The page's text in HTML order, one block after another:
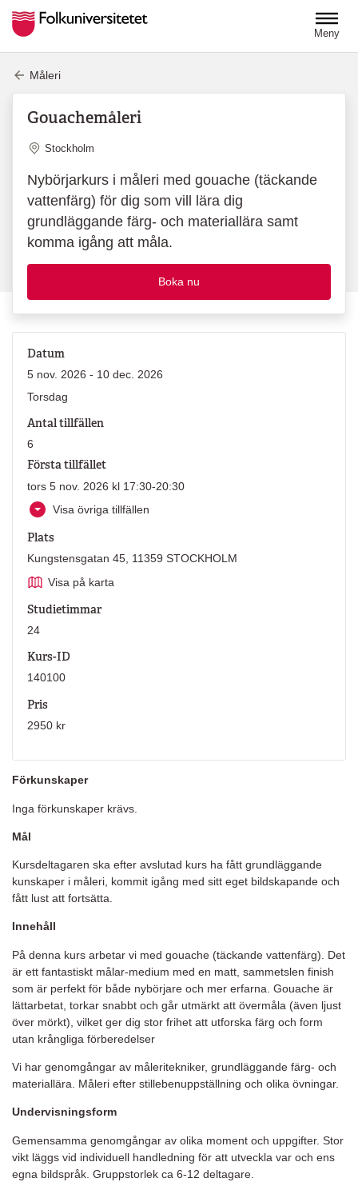
Meny
Måleri
Gouachemåleri
Plats
Stockholm
Nybörjarkurs i måleri med gouache (täckande
vattenfärg) för dig som vill lära dig
grundläggande färg- och materiallära samt
komma igång att måla.
Boka nu
Förkunskaper
Inga förkunskaper krävs.
Mål
Kursdeltagaren ska efter avslutad kurs ha fått grundläggande
kunskaper i måleri, kommit igång med sitt eget bildskapande och
fått lust att fortsätta.
Innehåll
På denna kurs arbetar vi med gouache (täckande vattenfärg). Det
är ett fantastiskt målar-medium med en matt, sammetslen finish
som är perfekt för både nybörjare och mer erfarna. Gouache är
lättarbetat, torkar snabbt och går utmärkt att övermåla (även ljust
över mörkt), vilket ger dig stor frihet att utforska färg och form
utan krångliga förberedelser
Vi har genomgångar av måleritekniker, grundläggande färg- och
materiallära. Måleri efter stillebenuppställning och olika övningar.
Undervisningsform
Gemensamma genomgångar av olika moment och uppgifter. Stor
vikt läggs vid individuell handledning för att utveckla var och ens
egna bildspråk. Gruppstorlek ca 6-12 deltagare.
Datum
5 nov. 2026 - 10 dec. 2026
Torsdag
Antal tillfällen
6
Första tillfället
tors 5 nov. 2026 kl 17:30-20:30
Visa övriga tillfällen
Plats
Kungstensgatan 45, 11359 STOCKHOLM
Visa på karta
Studietimmar
24
Kurs-ID
140100
Pris
2950 kr